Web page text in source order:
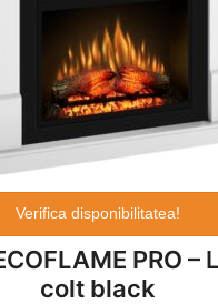
Verifica disponibilitatea!
PRO –
colt black